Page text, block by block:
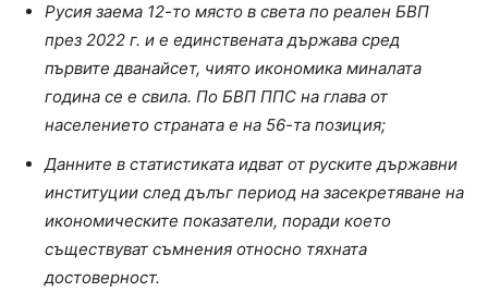
Русия заема 12-то място в света по реален БВП
през 2022 г. и е единствената държава сред
първите дванайсет, чиято икономика миналата
година се е свила. По БВП ППС на глава от
населението страната е на 56-та позиция;
Данните в статистиката идват от руските държавни
институции след дълъг период на засекретяване на
икономическите показатели, поради което
съществуват съмнения относно тяхната
достоверност.